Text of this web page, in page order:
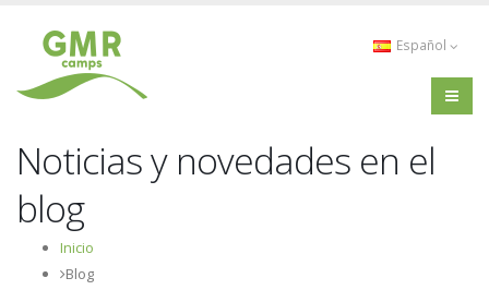
Español
Noticias y novedades en el
blog
Inicio
Blog